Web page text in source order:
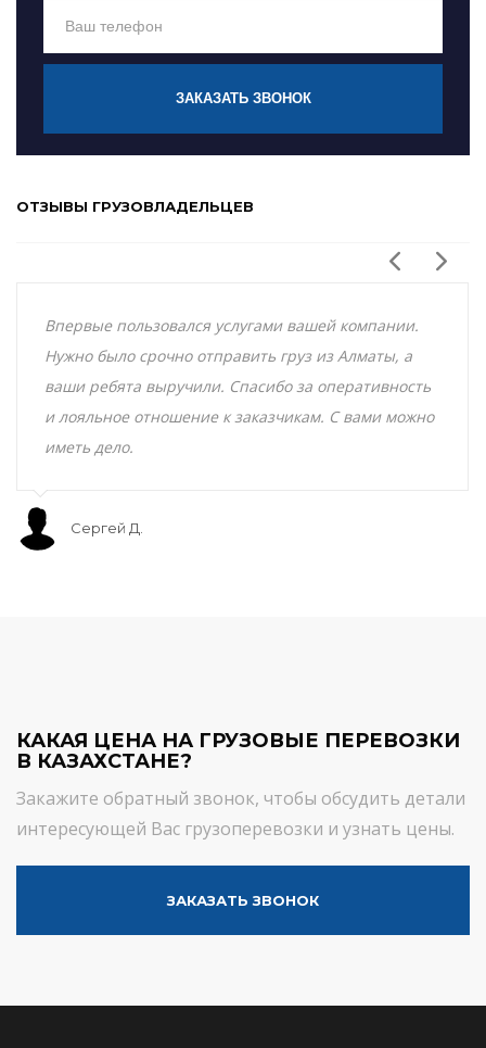
ЗАКАЗАТЬ ЗВОНОК
ОТЗЫВЫ ГРУЗОВЛАДЕЛЬЦЕВ
Впервые пользовался услугами вашей компании.
Нужно было срочно отправить груз из Алматы, а
ваши ребята выручили. Спасибо за оперативность
и лояльное отношение к заказчикам. С вами можно
иметь дело.
Сергей Д.
КАКАЯ ЦЕНА НА ГРУЗОВЫЕ ПЕРЕВОЗКИ
В КАЗАХСТАНЕ?
Закажите обратный звонок, чтобы обсудить детали
интересующей Вас грузоперевозки и узнать цены.
ЗАКАЗАТЬ ЗВОНОК